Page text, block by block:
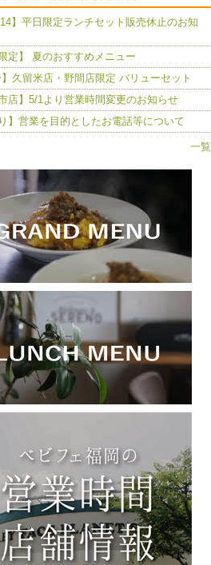
】平日限定ランチセット販売休止のお知
限定】 夏のおすすめメニュー
】久留米店・野間店限定 バリューセット
市店】5/1より営業時間変更のお知らせ
り】営業を目的としたお電話等について
一覧